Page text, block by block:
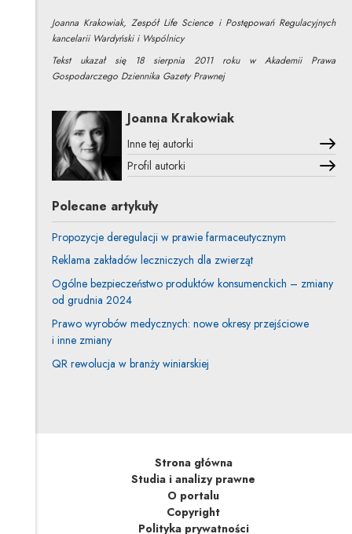
Joanna Krakowiak, Zespół Life Science i Postępowań Regulacyjnych
kancelarii Wardyński i Wspólnicy
Tekst ukazał się 18 sierpnia 2011 roku w Akademii Prawa
Gospodarczego Dziennika Gazety Prawnej
Joanna Krakowiak
Inne tej autorki
Profil autorki
Uwaga, link zostanie otwarty w nowym oknie
Polecane artykuły
Propozycje deregulacji w prawie farmaceutycznym
Reklama zakładów leczniczych dla zwierząt
Ogólne bezpieczeństwo produktów konsumenckich – zmiany
od grudnia 2024
Prawo wyrobów medycznych: nowe okresy przejściowe
i inne zmiany
QR rewolucja w branży winiarskiej
Strona główna
Studia i analizy prawne
O portalu
Copyright
Polityka prywatności